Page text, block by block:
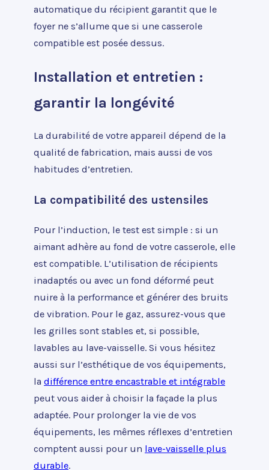
automatique du récipient garantit que le
foyer ne s’allume que si une casserole
compatible est posée dessus.
Installation et entretien :
garantir la longévité
La durabilité de votre appareil dépend de la
qualité de fabrication, mais aussi de vos
habitudes d’entretien.
La compatibilité des ustensiles
Pour l’induction, le test est simple : si un
aimant adhère au fond de votre casserole, elle
est compatible. L’utilisation de récipients
inadaptés ou avec un fond déformé peut
nuire à la performance et générer des bruits
de vibration. Pour le gaz, assurez-vous que
les grilles sont stables et, si possible,
lavables au lave-vaisselle. Si vous hésitez
aussi sur l’esthétique de vos équipements,
la différence entre encastrable et intégrable
peut vous aider à choisir la façade la plus
adaptée. Pour prolonger la vie de vos
équipements, les mêmes réflexes d’entretien
comptent aussi pour un lave-vaisselle plus
durable.